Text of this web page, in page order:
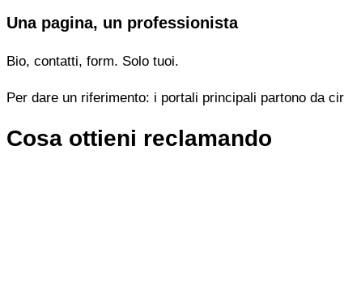
Una pagina, un professionista
Bio, contatti, form. Solo tuoi.
Per dare un riferimento: i portali principali partono da
Cosa ottieni reclamando